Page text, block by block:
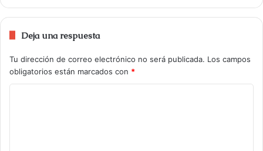
Deja una respuesta
Tu dirección de correo electrónico no será publicada. Los campos
obligatorios están marcados con *